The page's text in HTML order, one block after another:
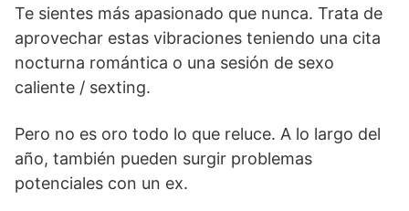
Te sientes más apasionado que nunca. Trata de
aprovechar estas vibraciones teniendo una cita
nocturna romántica o una sesión de sexo
caliente / sexting.
Pero no es oro todo lo que reluce. A lo largo del
año, también pueden surgir problemas
potenciales con un ex.